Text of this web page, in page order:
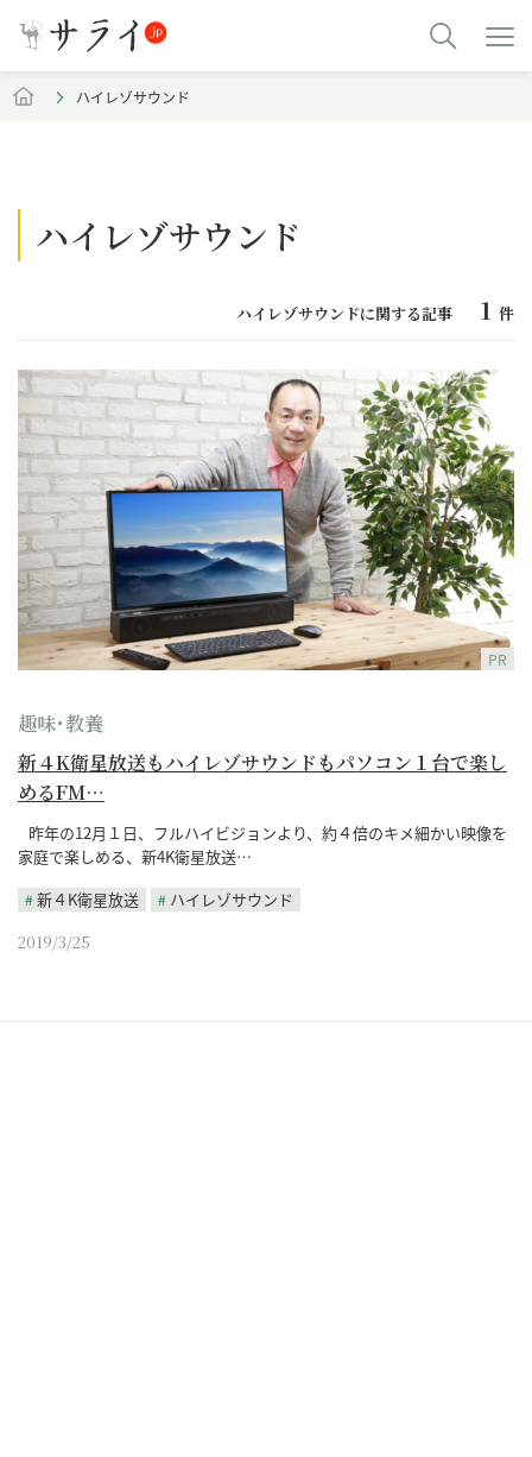
ハイレゾサウンド
ハイレゾサウンド
ハイレゾサウンドに関する記事 1 件
PR
趣味･教養
新４K衛星放送もハイレゾサウンドもパソコン１台で楽し
めるFM…
昨年の12月１日、フルハイビジョンより、約４倍のキメ細かい映像を
家庭で楽しめる、新4K衛星放送…
新４K衛星放送
ハイレゾサウンド
2019/3/25